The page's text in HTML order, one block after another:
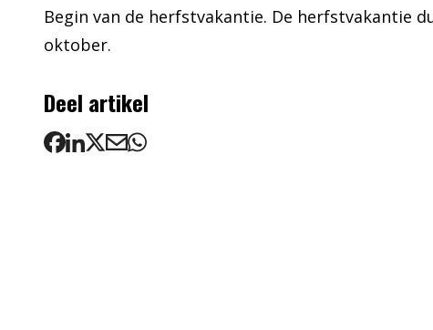
Begin van de herfstvakantie. De herfstvakantie
oktober.
Deel artikel